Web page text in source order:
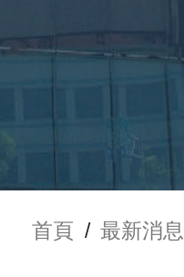
首頁 / 最新消息